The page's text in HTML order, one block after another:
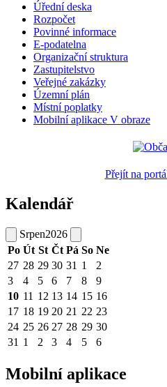
Úřední deska
Rozpočet
Povinné informace
E-podatelna
Organizační struktura
Zastupitelstvo
Veřejné zakázky
Územní plán
Místní poplatky
Mobilní aplikace V obraze
Přejít na
Kalendář
Srpen2026
Po Út St Čt Pá So Ne
27 28 29 30 31 1
2
3
4 5 6 7 8
9
10 11 12 13 14 15 16
17 18 19 20 21 22 23
24 25 26 27 28 29 30
31 1 2 3 4 5 6
Mobilní aplikace